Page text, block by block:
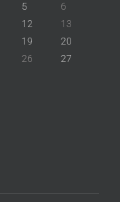
5
6
12
13
19
20
26
27